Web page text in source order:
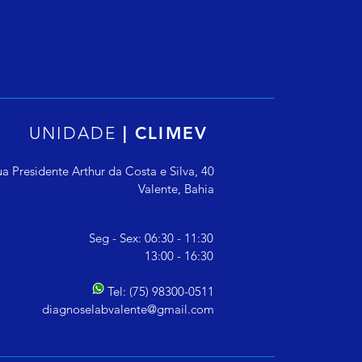
UNIDADE |CLIMEV
Presidente Arthur da Costa e Silva, 40
Valente, Bahia
Seg - Sex: 06:30 - 11:30
​​ 13:00 - 16:30
Tel: (75) 98300-0511
diagnoselabvalente@gmail.com